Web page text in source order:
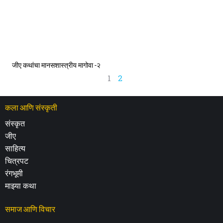
जीए कथांचा मानसशास्त्रीय मागोवा -२
1 2
कला आणि संस्कृती
संस्कृत
जीए
साहित्य
चित्रपट
रंगभूमी
माझ्या कथा
समाज आणि विचार